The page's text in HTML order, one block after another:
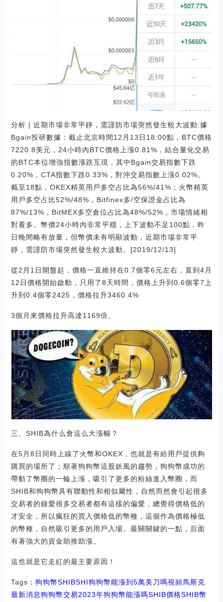
分析 | 近期市場非常平靜，需謹防市場突然發生較大波動:據
Bgain投研數據：截止北京時間12月13日18:00點，BTC價格
7220.8美元，24小時內BTC價格上漲0.81%，結合量化交易
的BTC本位增強指數漲跌互現，其中Bgain交易指數下跌
0.20%，CTA指數下跌0.33%，對沖交易指數上漲0.02%。
截至18點，OKEX精英用戶多空占比為56%/41%；火幣精英
用戶多空占比52%/48%，Bitfinex多/空保證金占比為
87%/13%，BitMEX多空倉位占比為48%/52%，市場情緒相
對看多。幣價24小時內非常平穩，上下波動不足100點，昨
日晚間略有放量，但幣價未有明顯波動，近期市場非常平
靜，需謹防市場突然發生較大波動。[2019/12/13]
從2月1日開盤起，價格一直維持在0.7個零6元左右，直到4月
12日價格開始啟動，只用了8天時間，價格上升到0.6個零7上
升到0.4個零2425，價格拉升3460.4%
3個月來價格拉升高達1169倍。
三、SHIB為什么會這么大漲幅？
在5月8日同時上線了火幣和OKEX，也就是有給用戶提供夠
購買的場所了；順著狗狗幣這股妖風的趨勢，狗狗幣成功的
帶動了幣圈的一輪上漲，吸引了更多的粉絲進入幣圈，而
SHIB和狗狗幣具有聯動性和相似屬性，自然而然會引起很多
交易者的鐘愛很多交易者都有這樣的偏愛，總覺得價格低的
才安全，所以瘋狂的買入價格低的幣種，這個作為價格極低
的幣種，自然吸引更多的用戶入場。最關關鍵的一點，后面
有著強大的資金助推助漲。
這也就是它走紅的最主要原因！
Tags： 狗狗幣SHIBSHI狗狗幣能漲到5萬美刀嗎視頻馬斯克
最新消息狗狗幣交易2023年狗狗幣能漲嗎SHIB價格SHIB幣